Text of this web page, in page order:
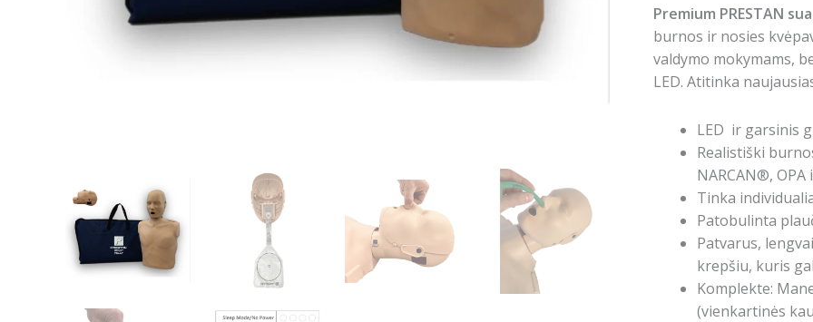
Premium PRESTAN
burnos ir nosies
valdymo mokymams,
LED. Atitinka
LED ir garsinis
Realistiški
NARCAN®,
Tinka
Patobulinta
Patvarus,
krepšiu, kuris
Komplekte:
(vienkartinės